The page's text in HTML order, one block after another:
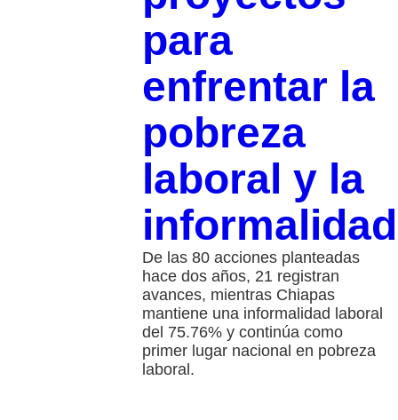
para
enfrentar la
pobreza
laboral y la
informalidad
De las 80 acciones planteadas
hace dos años, 21 registran
avances, mientras Chiapas
mantiene una informalidad laboral
del 75.76% y continúa como
primer lugar nacional en pobreza
laboral.